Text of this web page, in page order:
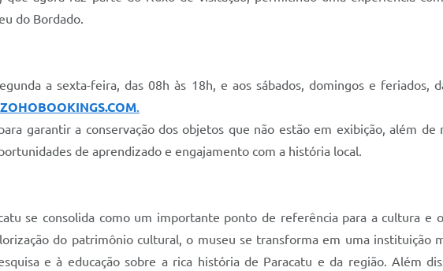
do Bordado.
a sexta-feira, das 08h às 18h, e aos sábados, domingos e feriados,
.
garantir a conservação dos objetos que não estão em exibição, além de
de aprendizado e engajamento com a história local.
se consolida como um importante ponto de referência para a cultura e
do patrimônio cultural, o museu se transforma em uma instituição
e à educação sobre a rica história de Paracatu e da região. Além